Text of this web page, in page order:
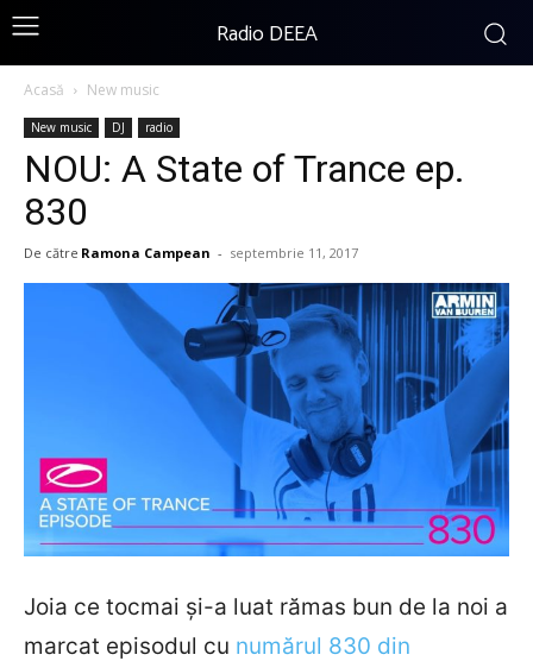
Radio DEEA
Acasă New music
New music DJ radio
NOU: A State of Trance ep.
830
De către Ramona Campean - septembrie 11, 2017
Joia ce tocmai și-a luat rămas bun de la noi a
marcat episodul cu numărul 830 din